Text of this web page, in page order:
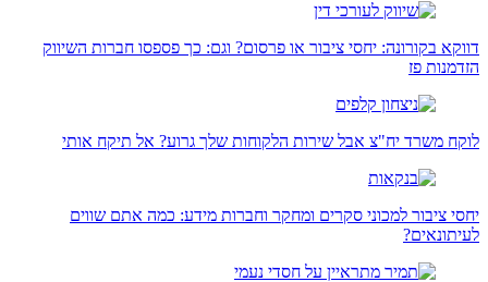
דווקא בקורונה: יחסי ציבור או פרסום? וגם: כך פספסו חברות השיווק
הזדמנות פז
לוקח משרד יח"צ אבל שירות הלקוחות שלך גרוע? אל תיקח אותי
יחסי ציבור למכוני סקרים ומחקר וחברות מידע: כמה אתם שווים
לעיתונאים?